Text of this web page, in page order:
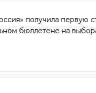
получила первую
бюллетене на